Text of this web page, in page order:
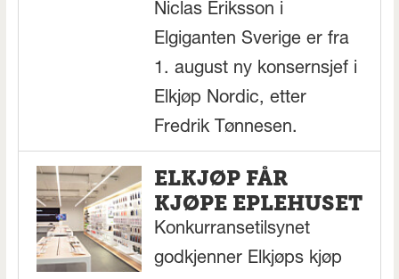
Niclas Eriksson i
Elgiganten Sverige er fra
1. august ny konsernsjef i
Elkjøp Nordic, etter
Fredrik Tønnesen.
ELKJØP FÅR
KJØPE EPLEHUSET
Konkurransetilsynet
godkjenner Elkjøps kjøp